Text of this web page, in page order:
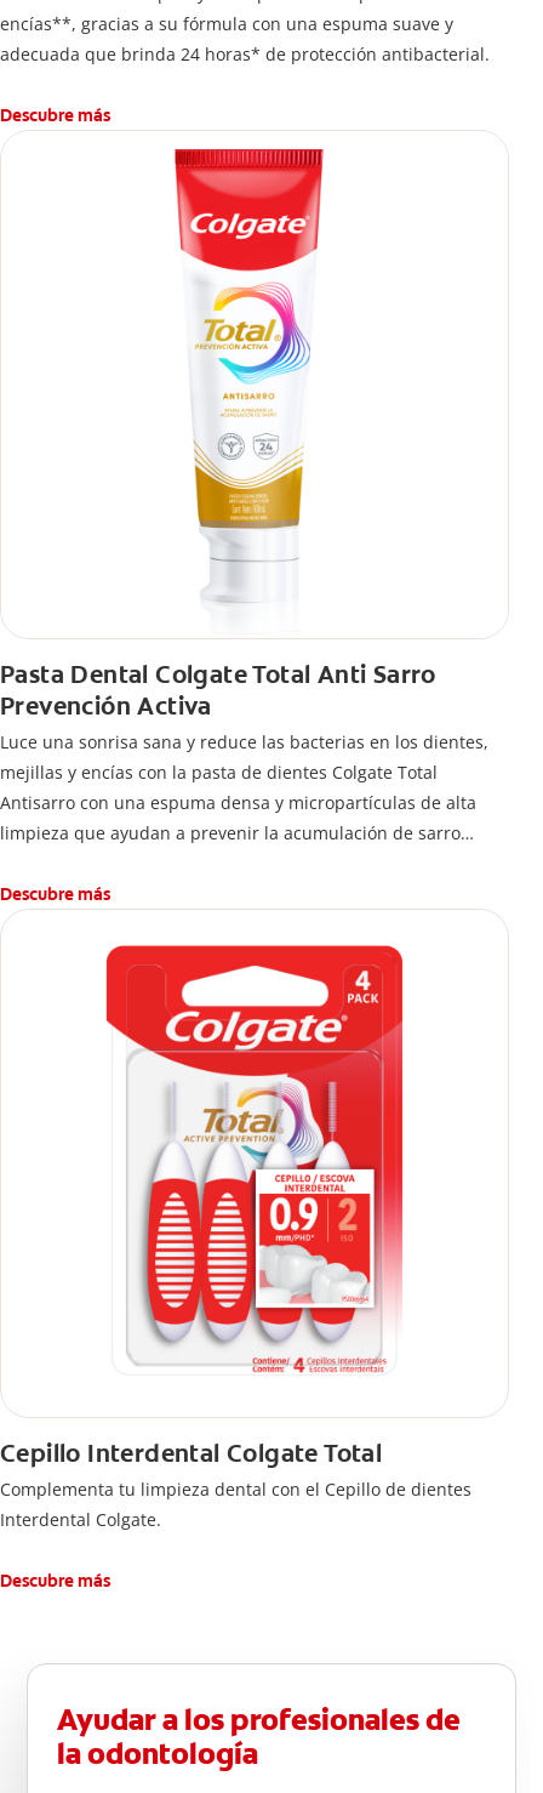
encías**, gracias a su fórmula con una espuma suave y
adecuada que brinda 24 horas* de protección antibacterial.
Descubre más
Pasta Dental Colgate Total Anti Sarro
Prevención Activa
Luce una sonrisa sana y reduce las bacterias en los dientes,
mejillas y encías con la pasta de dientes Colgate Total
Antisarro con una espuma densa y micropartículas de alta
limpieza que ayudan a prevenir la acumulación de sarro
Descubre más
Cepillo Interdental Colgate Total
Complementa tu limpieza dental con el Cepillo de dientes
Interdental Colgate.
Descubre más
Ayudar a los profesionales de
la odontología